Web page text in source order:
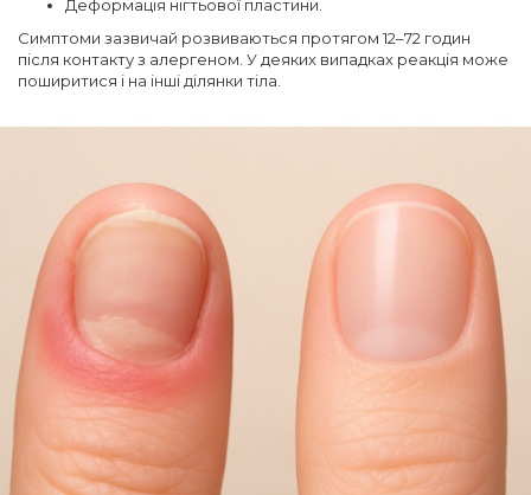
Деформація нігтьової пластини.
Симптоми зазвичай розвиваються протягом 12–72 годин
після контакту з алергеном. У деяких випадках реакція може
поширитися і на інші ділянки тіла.